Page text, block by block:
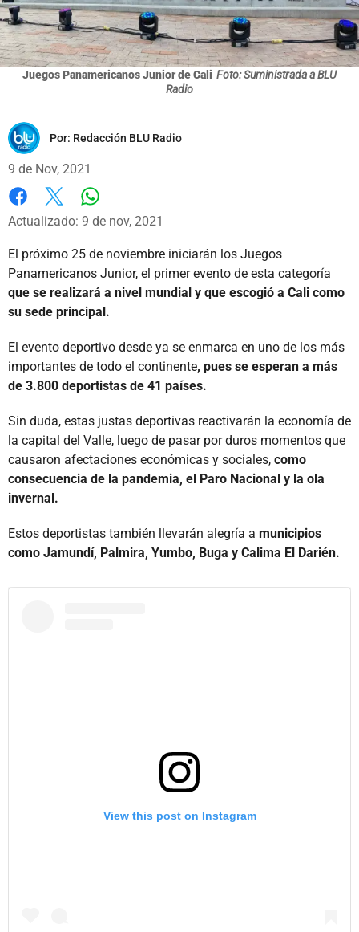
Juegos Panamericanos Junior de Cali Foto: Suministrada a BLU
Radio
Por: Redacción BLU Radio
9 de Nov, 2021
Facebook
X
Actualizado: 9 de nov, 2021
El próximo 25 de noviembre iniciarán los Juegos
Panamericanos Junior, el primer evento de esta categoría
que se realizará a nivel mundial y que escogió a Cali como
su sede principal.
El evento deportivo desde ya se enmarca en uno de los más
importantes de todo el continente, pues se esperan a más
de 3.800 deportistas de 41 países.
Sin duda, estas justas deportivas reactivarán la economía de
la capital del Valle, luego de pasar por duros momentos que
causaron afectaciones económicas y sociales, como
consecuencia de la pandemia, el Paro Nacional y la ola
invernal.
Estos deportistas también llevarán alegría a municipios
como Jamundí, Palmira, Yumbo, Buga y Calima El Darién.
View this post on Instagram